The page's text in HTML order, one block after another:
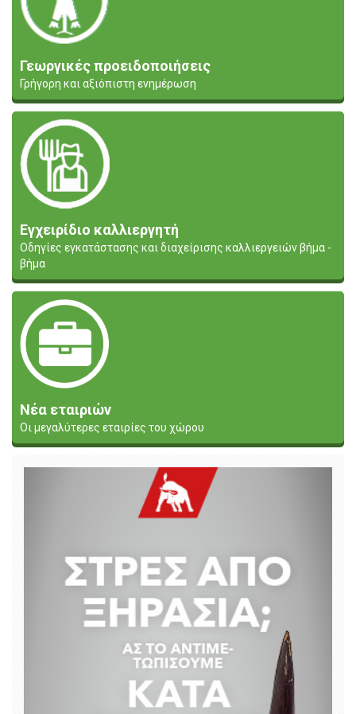
Γεωργικές προειδοποιήσεις
Γρήγορη και αξιόπιστη ενημέρωση
Εγχειρίδιο καλλιεργητή
Οδηγίες εγκατάστασης και διαχείρισης καλλιεργειών βήμα -
βήμα
Νέα εταιριών
Οι μεγαλύτερες εταιρίες του χώρου